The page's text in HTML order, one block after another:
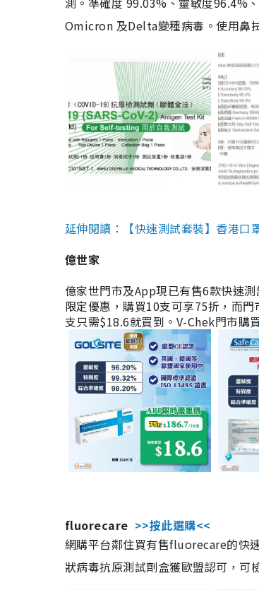
Omicron 及Delta變種病毒。使用鼻
延伸閱讀：【快速測試套裝】香港
億世家
億家世門市及App現已有售6款快速
限定優惠，購買10支可享75折，而
支只需$18.6就買到。V-Chek門市購
fluorecare >>按此選購<<
網購平台鄰住買有售fluorecare的快
狀病毒抗原測試劑盒獲歐盟認可，